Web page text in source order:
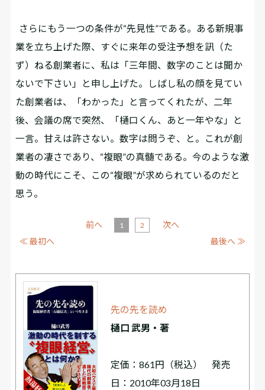
さらにもう一つの条件が“先見性”である。ある新規事
業を立ち上げた際、すぐに来年の受注予想を訊（た
ず）ねる創業者に、私は「三年間、数字のことは聞か
ないで下さい」と申し上げた。しばし私の顔を見てい
た創業者は、「わかった」と言ってくれたが、二年
後、会議の席で突然、「樋口くん、あと一年やな」と
一言。甘えは許さない。数字は問うぞ、と。これが創
業者の凄さであり、“複眼”の真髄である。今のような激
動の時代にこそ、この“複眼”が求められているのだと
思う。
≪ 最初へ
前へ 1 2
次へ
最後へ ≫
先の先を読め
樋口 武男・著
定価：861円（税込） 発売
日：2010年03月18日